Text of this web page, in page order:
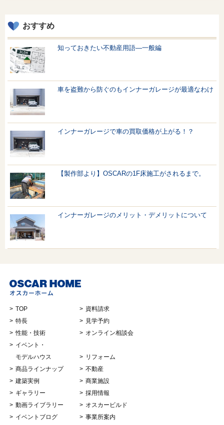
おすすめ
知っておきたい不動産用語—一般編
車を盗難から防ぐのもインナーガレージが最適なわけ
インナーガレージで車の買取価格が上がる！？
【製作部より】OSCARの1F床施工がされるまで。
インナーガレージのメリット・デメリットについて
TOP
特長
性能・技術
イベント・
モデルハウス
商品ラインナップ
建築実例
ギャラリー
動画ライブラリー
イベントブログ
資料請求
見学予約
オンライン相談会
リフォーム
不動産
商業施設
採用情報
オスカービルド
事業所案内